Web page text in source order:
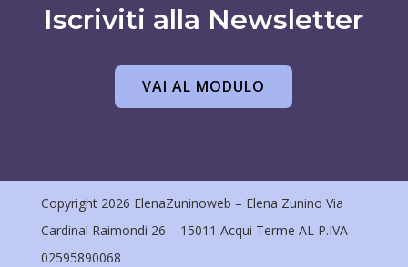
Iscriviti alla Newsletter
VAI AL MODULO
Copyright 2026 ElenaZuninoweb – Elena Zunino Via
Cardinal Raimondi 26 – 15011 Acqui Terme AL P.IVA
02595890068